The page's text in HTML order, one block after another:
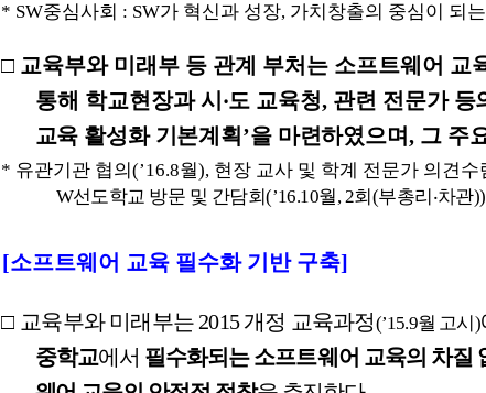
* SW중심사회 : SW가 혁신과 성장, 가치창출의 중심이 되는
□ 교육부와 미래부 등 관계 부처는 소프트웨어 교
통해 학교현장과 시 ‧도 교육청, 관련 전문가 등
교육 활성화 기본계획 ’을 마련하였으며, 그 주
* 유관기관 협의(’16.8월), 현장 교사 및 학계 전문가 의견수
W선도학교 방문 및 간담회(’16.10월, 2회(부총리 ‧차관
[소프트웨어 교육 필수화 기반 구축]
□ 교육부와 미래부는 2015개정 교육과정(’15.9월 고시)
중학교에서 필수화되는 소프트웨어 교육의 차질